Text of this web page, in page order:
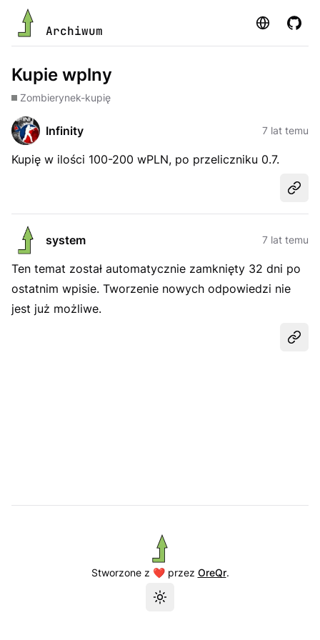
Archiwum Strona
Kupie wplny
Zombierynek-kupię
Infinity 7 lat temu
Kupię w ilości 100-200 wPLN, po przeliczniku 0.7.
system 7 lat temu
Ten temat został automatycznie zamknięty 32 dni po
ostatnim wpisie. Tworzenie nowych odpowiedzi nie
jest już możliwe.
Stworzone z ❤️ przez OreQr.
Przełącz motyw